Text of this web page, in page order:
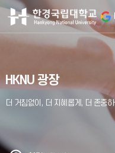
HKNU 광장